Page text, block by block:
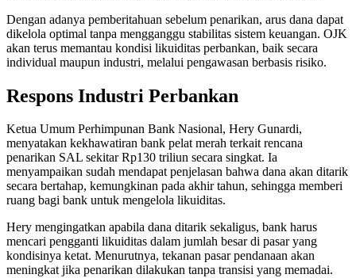
Dengan adanya pemberitahuan sebelum penarikan, arus dana dapat
dikelola optimal tanpa mengganggu stabilitas sistem keuangan. OJK
akan terus memantau kondisi likuiditas perbankan, baik secara
individual maupun industri, melalui pengawasan berbasis risiko.
Respons Industri Perbankan
Ketua Umum Perhimpunan Bank Nasional, Hery Gunardi,
menyatakan kekhawatiran bank pelat merah terkait rencana
penarikan SAL sekitar Rp130 triliun secara singkat. Ia
menyampaikan sudah mendapat penjelasan bahwa dana akan ditarik
secara bertahap, kemungkinan pada akhir tahun, sehingga memberi
ruang bagi bank untuk mengelola likuiditas.
Hery mengingatkan apabila dana ditarik sekaligus, bank harus
mencari pengganti likuiditas dalam jumlah besar di pasar yang
kondisinya ketat. Menurutnya, tekanan pasar pendanaan akan
meningkat jika penarikan dilakukan tanpa transisi yang memadai.